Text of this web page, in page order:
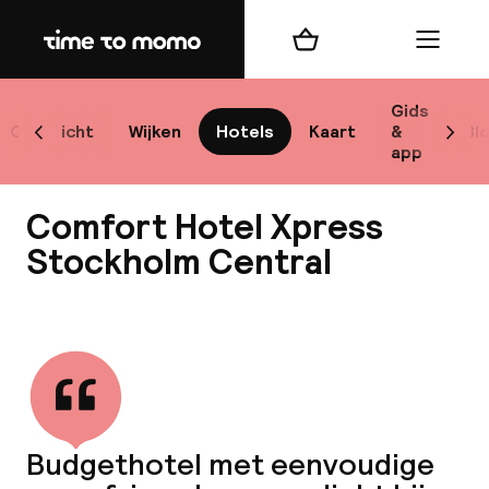
Home
Overzicht Wijken Hotels Kaart
Gids
&
app
Scroll naar links
Winkelmand Menu
Comfort Hotel Xpress
Stockholm Central
Budgethotel met eenvoudige